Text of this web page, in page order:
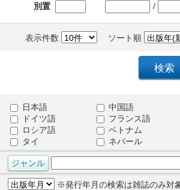
別置 /
表示件数 ソート順
日本語
中国語
ドイツ語
フランス語
ロシア語
ベトナム
タイ
ネパール
※発行年月の検索は雑誌のみ対